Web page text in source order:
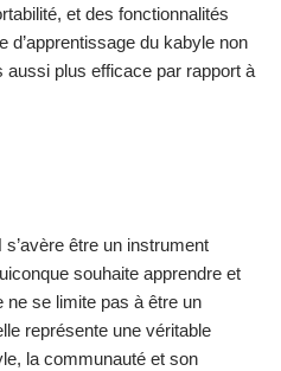
et des fonctionnalités
d’apprentissage du kabyle non
plus efficace par rapport à
être un instrument
souhaite apprendre et
ne se limite pas à être un
représente une véritable
la communauté et son